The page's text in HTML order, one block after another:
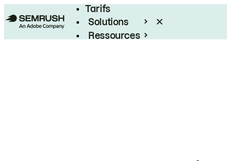
Tarifs
Solutions
Ressources